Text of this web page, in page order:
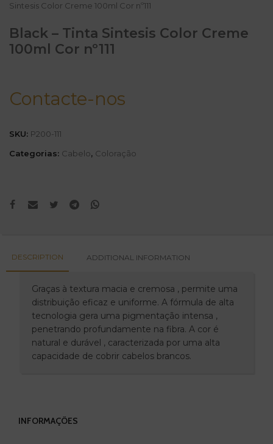
Sintesis Color Creme 100ml Cor nº111
Black – Tinta Sintesis Color Creme
100ml Cor nº111
Contacte-nos
SKU: P200-111
Categorias: Cabelo, Coloração
DESCRIPTION ADDITIONAL INFORMATION
Graças à textura macia e cremosa , permite uma
distribuição eficaz e uniforme. A fórmula de alta
tecnologia gera uma pigmentação intensa ,
penetrando profundamente na fibra. A cor é
natural e durável , caracterizada por uma alta
capacidade de cobrir cabelos brancos.
INFORMAÇÕES